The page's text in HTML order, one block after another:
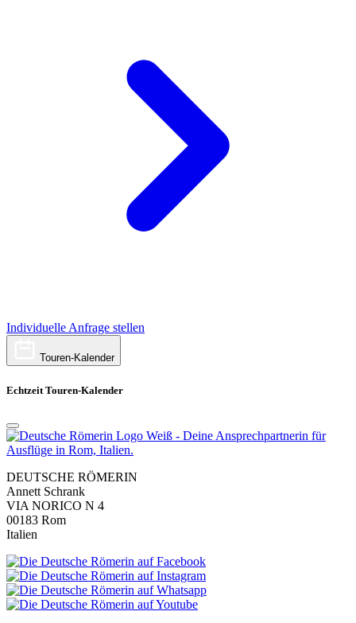
Individuelle Anfrage stellen
Touren-Kalender
Echtzeit Touren-Kalender
DEUTSCHE RÖMERIN
Annett Schrank
VIA NORICO N 4
00183 Rom
Italien